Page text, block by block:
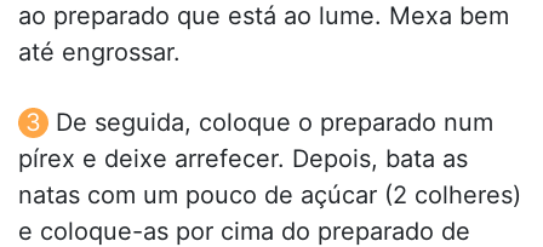
ao preparado que está ao lume. Mexa bem
até engrossar.
De seguida, coloque o preparado num
pírex e deixe arrefecer. Depois, bata as
natas com um pouco de açúcar (2 colheres)
e coloque-as por cima do preparado de